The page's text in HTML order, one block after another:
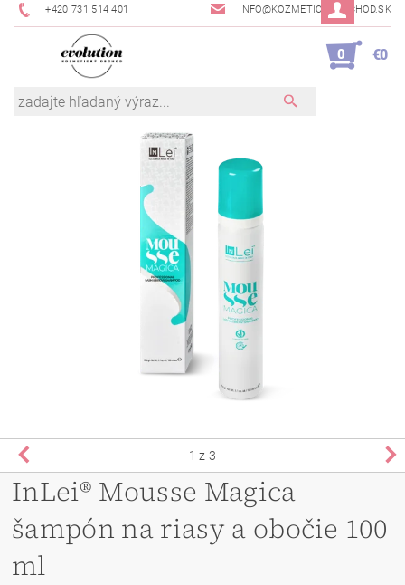
+420 731 514 401 INFO@KOZMETICKYOBCHOD.SK
0 €0
1 z 3
InLei® Mousse Magica
šampón na riasy a obočie 100
ml